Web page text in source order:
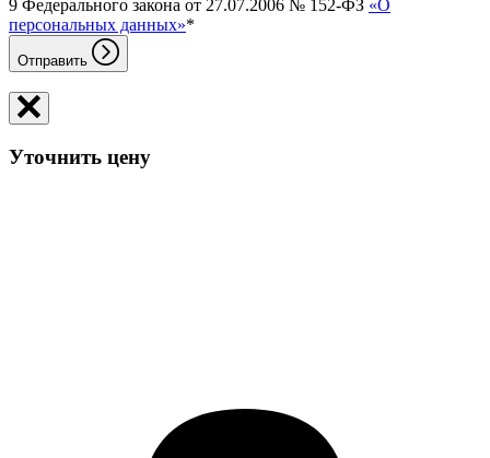
9 Федерального закона от 27.07.2006 № 152-ФЗ «О
персональных данных»*
Отправить
Уточнить цену